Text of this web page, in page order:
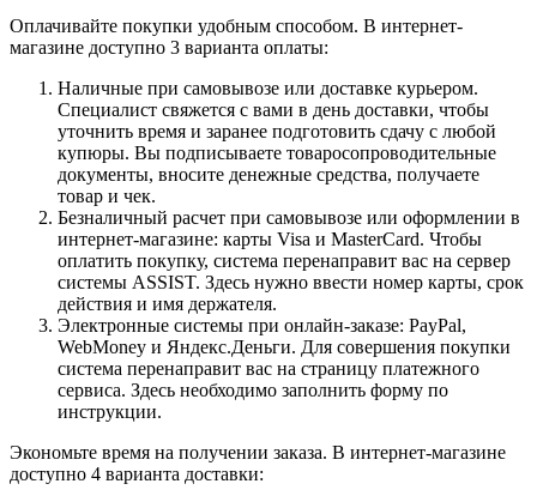
Оплачивайте покупки удобным способом. В интернет-
магазине доступно 3 варианта оплаты:
Наличные при самовывозе или доставке курьером.
Специалист свяжется с вами в день доставки, чтобы
уточнить время и заранее подготовить сдачу с любой
купюры. Вы подписываете товаросопроводительные
документы, вносите денежные средства, получаете
товар и чек.
Безналичный расчет при самовывозе или оформлении в
интернет-магазине: карты Visa и MasterCard. Чтобы
оплатить покупку, система перенаправит вас на сервер
системы ASSIST. Здесь нужно ввести номер карты, срок
действия и имя держателя.
Электронные системы при онлайн-заказе: PayPal,
WebMoney и Яндекс.Деньги. Для совершения покупки
система перенаправит вас на страницу платежного
сервиса. Здесь необходимо заполнить форму по
инструкции.
Экономьте время на получении заказа. В интернет-магазине
доступно 4 варианта доставки: